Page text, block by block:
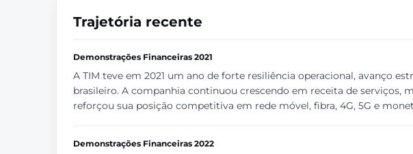
Trajetória recente
Demonstrações Financeiras 2021
A TIM teve em 2021 um ano de forte resiliência operacional, avanço
brasileiro. A companhia continuou crescendo em receita de serviços,
reforçou sua posição competitiva em rede móvel, fibra, 4G, 5G e
Demonstrações Financeiras 2022